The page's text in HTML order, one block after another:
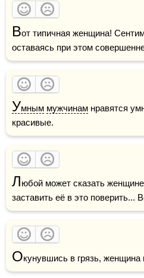
Вот типичная женщина!
оставаясь при этом
Умным мужчинам нравятся
красивые.
Любой может сказать
заставить её в это поверить...
Окунувшись в грязь, женщина